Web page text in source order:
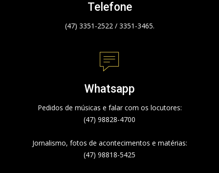
Telefone
(47) 3351-2522 / 3351-3465.
Whatsapp
Pedidos de músicas e falar com os locutores:
(47) 98828-4700
Jornalismo, fotos de acontecimentos e matérias:
(47) 98818-5425